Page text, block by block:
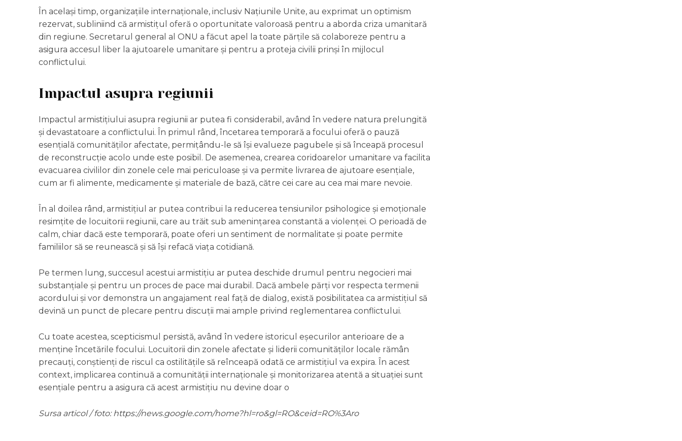
În același timp, organizațiile internaționale, inclusiv Națiunile Unite, au exprimat un optimism
rezervat, subliniind că armistițul oferă o oportunitate valoroasă pentru a aborda criza umanitară
din regiune. Secretarul general al ONU a făcut apel la toate părțile să colaboreze pentru a
asigura accesul liber la ajutoarele umanitare și pentru a proteja civilii prinși în mijlocul
conflictului.
Impactul asupra regiunii
Impactul armistițiului asupra regiunii ar putea fi considerabil, având în vedere natura prelungită
și devastatoare a conflictului. În primul rând, încetarea temporară a focului oferă o pauză
esențială comunităților afectate, permițându-le să își evalueze pagubele și să înceapă procesul
de reconstrucție acolo unde este posibil. De asemenea, crearea coridoarelor umanitare va facilita
evacuarea civililor din zonele cele mai periculoase și va permite livrarea de ajutoare esențiale,
cum ar fi alimente, medicamente și materiale de bază, către cei care au cea mai mare nevoie.
În al doilea rând, armistițiul ar putea contribui la reducerea tensiunilor psihologice și emoționale
resimțite de locuitorii regiunii, care au trăit sub amenințarea constantă a violenței. O perioadă de
calm, chiar dacă este temporară, poate oferi un sentiment de normalitate și poate permite
familiilor să se reunească și să își refacă viața cotidiană.
Pe termen lung, succesul acestui armistițiu ar putea deschide drumul pentru negocieri mai
substanțiale și pentru un proces de pace mai durabil. Dacă ambele părți vor respecta termenii
acordului și vor demonstra un angajament real față de dialog, există posibilitatea ca armistițiul să
devină un punct de plecare pentru discuții mai ample privind reglementarea conflictului.
Cu toate acestea, scepticismul persistă, având în vedere istoricul eșecurilor anterioare de a
menține încetările focului. Locuitorii din zonele afectate și liderii comunităților locale rămân
precauți, conștienți de riscul ca ostilitățile să reînceapă odată ce armistițiul va expira. În acest
context, implicarea continuă a comunității internaționale și monitorizarea atentă a situației sunt
esențiale pentru a asigura că acest armistițiu nu devine doar o
Sursa articol / foto: https://news.google.com/home?hl=ro&gl=RO&ceid=RO%3Aro